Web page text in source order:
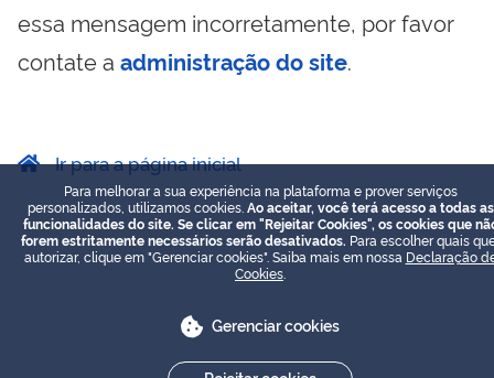
essa mensagem incorretamente, por favor
contate a administração do site.
Ir para a página inicial
Para melhorar a sua experiência na plataforma e prover serviços
personalizados, utilizamos cookies. Ao aceitar, você terá acesso a todas as
funcionalidades do site. Se clicar em "Rejeitar Cookies", os cookies que
forem estritamente necessários serão desativados. Para escolher quais
autorizar, clique em "Gerenciar cookies". Saiba mais em nossa Declaração
Cookies
Gerenciar cookies